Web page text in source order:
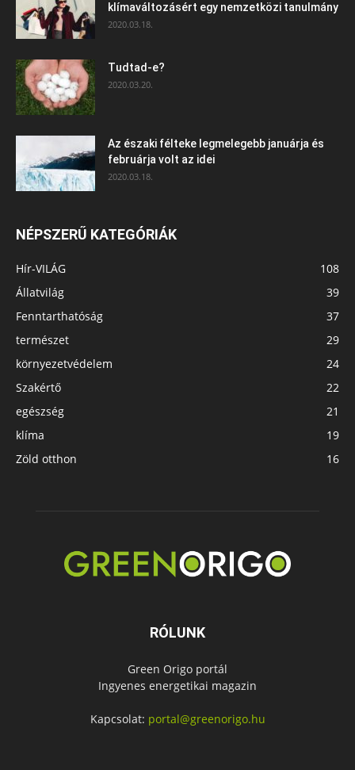
klímaváltozásért egy nemzetközi tanulmány
2020.03.18.
Tudtad-e?
2020.03.20.
Az északi félteke legmelegebb januárja és
februárja volt az idei
2020.03.18.
NÉPSZERŰ KATEGÓRIÁK
Hír-VILÁG
108
Állatvilág
39
Fenntarthatóság
37
természet
29
környezetvédelem
24
Szakértő
22
egészség
21
klíma
19
Zöld otthon
16
RÓLUNK
Green Origo portál
Ingyenes energetikai magazin
Kapcsolat: portal@greenorigo.hu